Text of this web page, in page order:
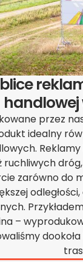
handlowej
przez
idealny
ruchliwych
zarówno do
–